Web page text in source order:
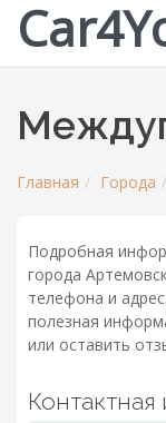
Главная Города
Подробная
города
телефона и
полезная
или оставить